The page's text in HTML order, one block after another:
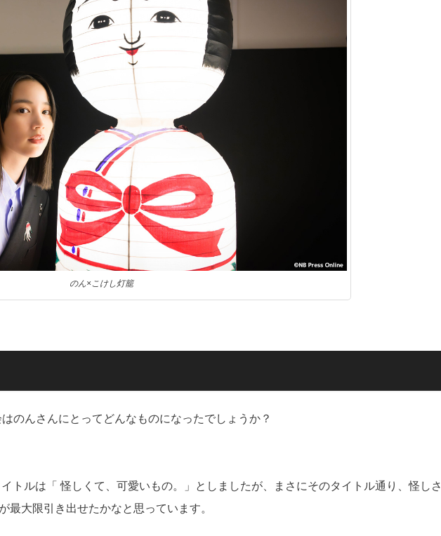
のん×こけし灯籠
のんさんにとってどんなものになったでしょうか？
トルは「 怪しくて、可愛いもの。」としましたが、まさにそのタイトル通り、怪しさ
最大限引き出せたかなと思っています。